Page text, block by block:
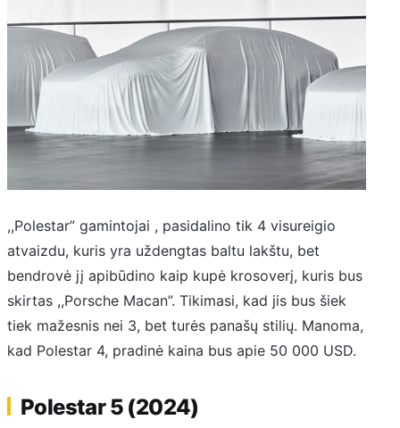
,,Polestar” gamintojai , pasidalino tik 4 visureigio
atvaizdu, kuris yra uždengtas baltu lakštu, bet
bendrovė jį apibūdino kaip kupė krosoverį, kuris bus
skirtas ,,Porsche Macan”. Tikimasi, kad jis bus šiek
tiek mažesnis nei 3, bet turės panašų stilių. Manoma,
kad Polestar 4, pradinė kaina bus apie 50 000 USD.
Polestar 5 (2024)